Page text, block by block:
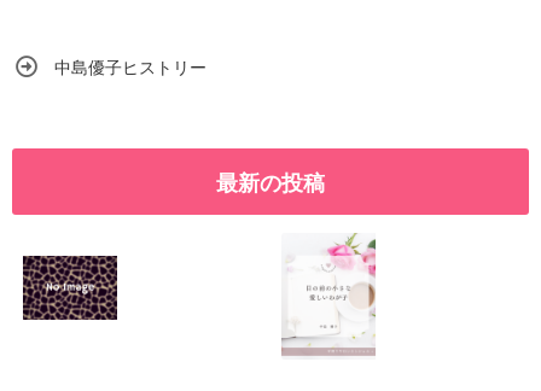
中島優子ヒストリー
最新の投稿